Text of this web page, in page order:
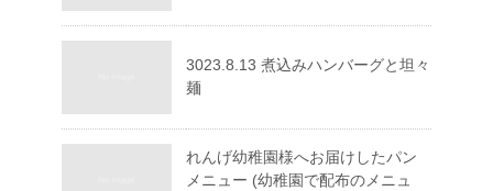
3023.8.13 煮込みハンバーグと坦々
麺
れんげ幼稚園様へお届けしたパン
メニュー (幼稚園で配布のメニュ